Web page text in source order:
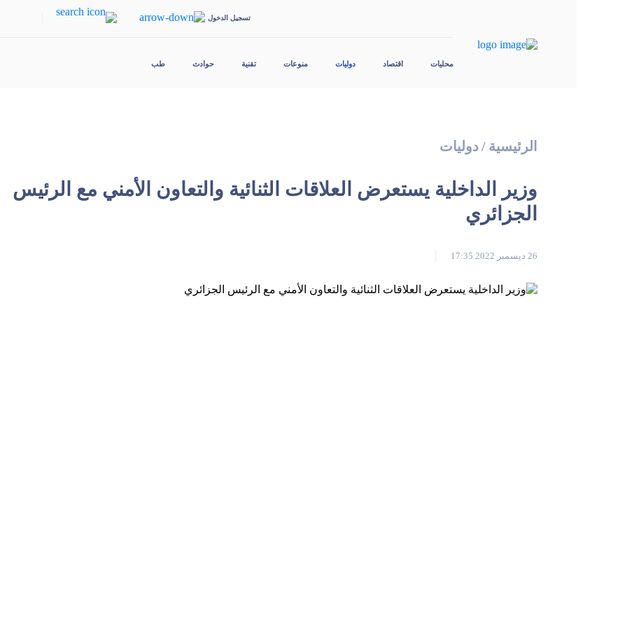
تسجيل الدخول
محليات اقتصاد دوليات منوعات تقنية حوادث طب
الرئيسية /دوليات
وزير الداخلية يستعرض العلاقات الثنائية والتعاون الأمني مع الرئيس
الجزائري
26 ديسمبر 2022 17:35